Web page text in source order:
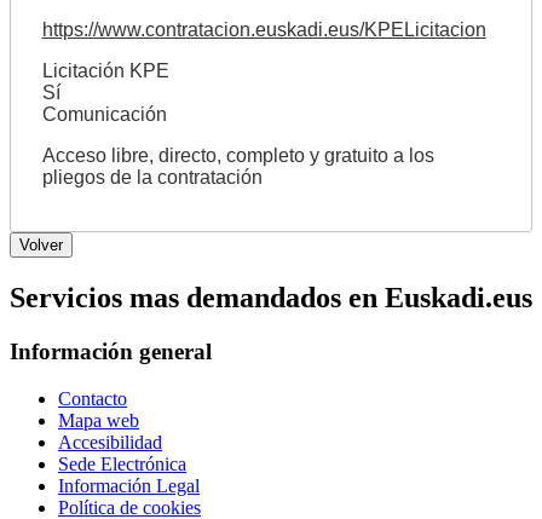
https://www.contratacion.euskadi.eus/KPELicitacion
Licitación KPE
Sí
Comunicación
Acceso libre, directo, completo y gratuito a los
pliegos de la contratación
Servicios mas demandados en Euskadi.eus
Información general
Contacto
Mapa web
Accesibilidad
Sede Electrónica
Información Legal
Política de cookies